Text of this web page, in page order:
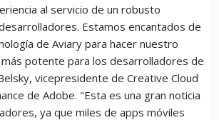
al servicio de un robusto
Estamos encantados de
de Aviary para hacer nuestro
más potente para los desarrolladores de
vicepresidente de Creative Cloud
de Adobe. "Esta es una gran noticia
ya que miles de apps móviles